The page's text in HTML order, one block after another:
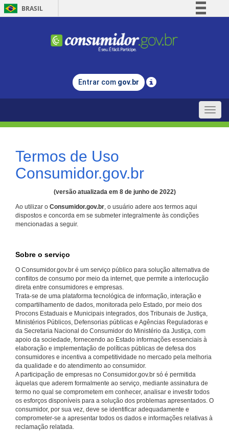
BRASIL
Comunica BR
Legislação
Entrar com gov.br
Toggle
Termos de Uso
Consumidor.gov.br
(versão atualizada em 8 de junho de 2022)
Ao utilizar o Consumidor.gov.br, o usuário adere aos termos aqui
dispostos e concorda em se submeter integralmente às condições
mencionadas a seguir.
Sobre o serviço
O Consumidor.gov.br é um serviço público para solução alternativa de
conflitos de consumo por meio da internet, que permite a interlocução
direta entre consumidores e empresas.
Trata-se de uma plataforma tecnológica de informação, interação e
compartilhamento de dados, monitorada pelo Estado, por meio dos
Procons Estaduais e Municipais integrados, dos Tribunais de Justiça,
Ministérios Públicos, Defensorias públicas e Agências Reguladoras e
da Secretaria Nacional do Consumidor do Ministério da Justiça, com
apoio da sociedade, fornecendo ao Estado informações essenciais à
elaboração e implementação de políticas públicas de defesa dos
consumidores e incentiva a competitividade no mercado pela melhoria
da qualidade e do atendimento ao consumidor.
A participação de empresas no Consumidor.gov.br só é permitida
àquelas que aderem formalmente ao serviço, mediante assinatura de
termo no qual se comprometem em conhecer, analisar e investir todos
os esforços disponíveis para a solução dos problemas apresentados. O
consumidor, por sua vez, deve se identificar adequadamente e
comprometer-se a apresentar todos os dados e informações relativas à
reclamação relatada.